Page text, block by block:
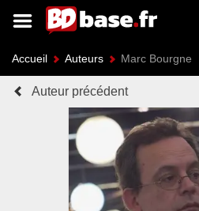
Accueil Auteurs Marc Bourgne
Auteur précédent